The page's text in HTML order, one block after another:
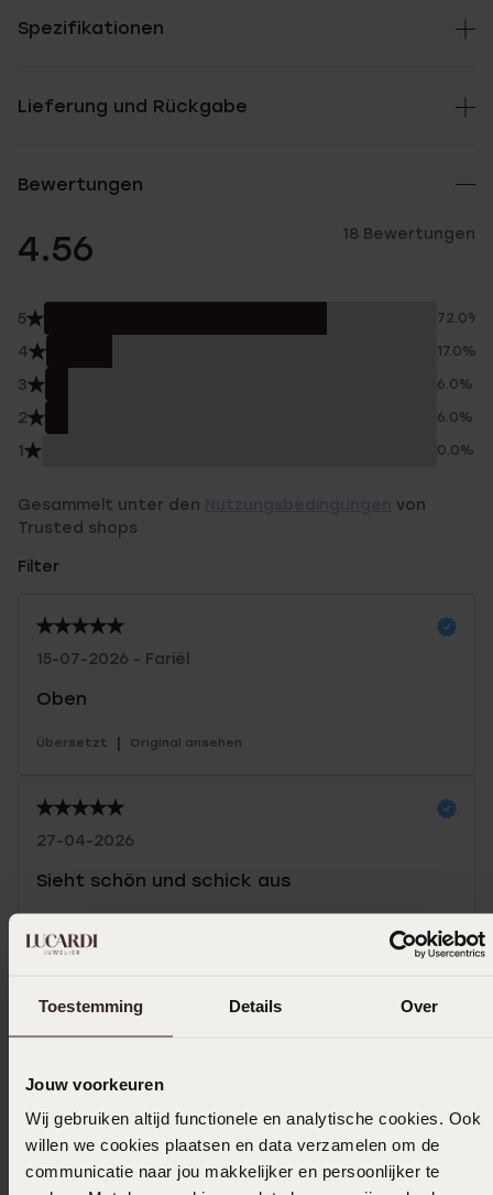
Toestemming Details Over
Jouw voorkeuren
Wij gebruiken altijd functionele en analytische cookies. Ook
willen we cookies plaatsen en data verzamelen om de
communicatie naar jou makkelijker en persoonlijker te
Spezifikationen
Lieferung und Rückgabe
Bewertungen
4.56 18 Bewertungen
5 72.0%
4 17.0%
3 6.0%
2 6.0%
1 0.0%
Gesammelt unter den
von
Trusted shops
Filter
15-07-2026 - Fariël
Oben
Übersetzt | Original ansehen
27-04-2026
Sieht schön und schick aus